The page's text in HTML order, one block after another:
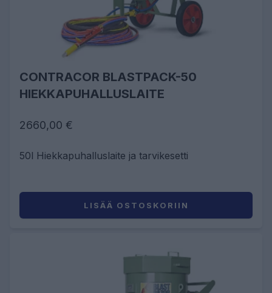
CONTRACOR BLASTPACK-50
HIEKKAPUHALLUSLAITE
2660,00 €
50l Hiekkapuhalluslaite ja tarvikesetti
LISÄÄ OSTOSKORIIN